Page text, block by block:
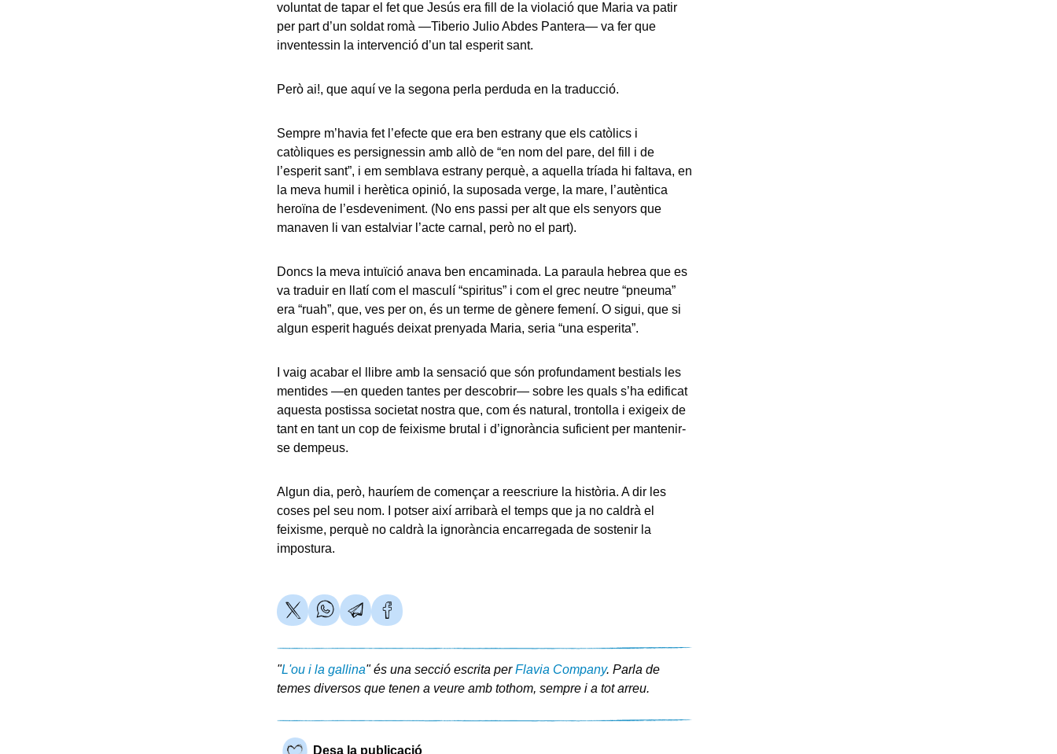
voluntat de tapar el fet que Jesús era fill de la violació que Maria va patir
per part d’un soldat romà —Tiberio Julio Abdes Pantera— va fer que
inventessin la intervenció d’un tal esperit sant.
Però ai!, que aquí ve la segona perla perduda en la traducció.
Sempre m’havia fet l’efecte que era ben estrany que els catòlics i
catòliques es persignessin amb allò de “en nom del pare, del fill i de
l’esperit sant”, i em semblava estrany perquè, a aquella tríada hi faltava, en
la meva humil i herètica opinió, la suposada verge, la mare, l’autèntica
heroïna de l’esdeveniment. (No ens passi per alt que els senyors que
manaven li van estalviar l’acte carnal, però no el part).
Doncs la meva intuïció anava ben encaminada. La paraula hebrea que es
va traduir en llatí com el masculí “spiritus” i com el grec neutre “pneuma”
era “ruah”, que, ves per on, és un terme de gènere femení. O sigui, que si
algun esperit hagués deixat prenyada Maria, seria “una esperita”.
I vaig acabar el llibre amb la sensació que són profundament bestials les
mentides —en queden tantes per descobrir— sobre les quals s’ha edificat
aquesta postissa societat nostra que, com és natural, trontolla i exigeix de
tant en tant un cop de feixisme brutal i d’ignorància suficient per mantenir-
se dempeus.
Algun dia, però, hauríem de començar a reescriure la història. A dir les
coses pel seu nom. I potser així arribarà el temps que ja no caldrà el
feixisme, perquè no caldrà la ignorància encarregada de sostenir la
impostura.
"L'ou i la gallina" és una secció escrita perFlavia Company. Parla de
temes diversos que tenen a veure amb tothom, sempre i a tot arreu.
Desa la publicació